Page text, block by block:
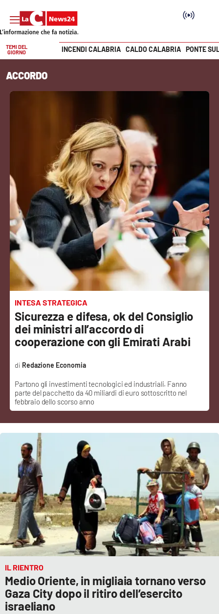
SEZIONI
Economia e lavoro
Italia Mondo
Sanità
Sport
Cultura
Podcast
Meteo
Editoriali
VIDEO
Ambiente
Cronaca
Cultura
Economia e Lavoro
Politica
Sanità
Società
Sport
Vai
TEMI DEL
GIORNO
INCENDI CALABRIA CALDO CALABRIA PONTE
ACCORDO
INTESA STRATEGICA
Sicurezza e difesa, ok del Consiglio
dei ministri all’accordo di
cooperazione con gli Emirati Arabi
Partono gli investimenti tecnologici ed industriali. Fanno
parte del pacchetto da 40 miliardi di euro sottoscritto nel
febbraio dello scorso anno
Redazione Economia
IL RIENTRO
Medio Oriente, in migliaia tornano verso
Gaza City dopo il ritiro dell’esercito
israeliano